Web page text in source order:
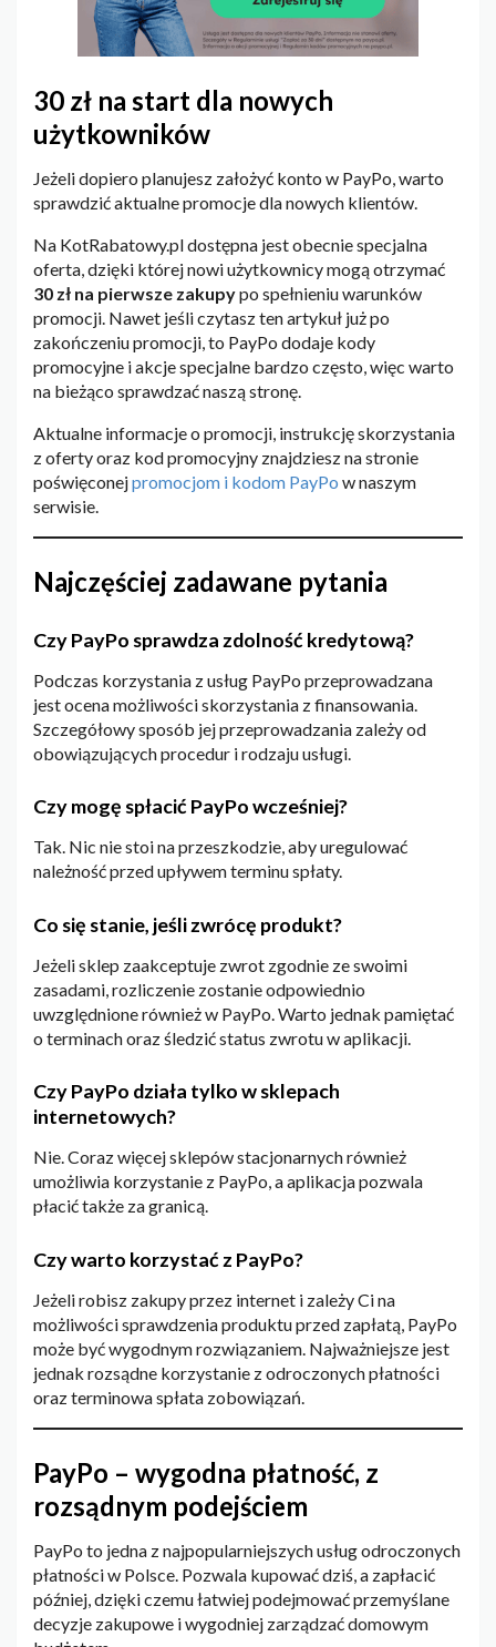
30 zł na start dla nowych
użytkowników
Jeżeli dopiero planujesz założyć konto w PayPo, warto
sprawdzić aktualne promocje dla nowych klientów.
Na KotRabatowy.pl dostępna jest obecnie specjalna
oferta, dzięki której nowi użytkownicy mogą otrzymać
30 zł na pierwsze zakupypo spełnieniu warunków
promocji. Nawet jeśli czytasz ten artykuł już po
zakończeniu promocji, to PayPo dodaje kody
promocyjne i akcje specjalne bardzo często, więc warto
na bieżąco sprawdzać naszą stronę.
Aktualne informacje o promocji, instrukcję skorzystania
z oferty oraz kod promocyjny znajdziesz na stronie
poświęconejpromocjom i kodom PayPo w naszym
serwisie.
Najczęściej zadawane pytania
Czy PayPo sprawdza zdolność kredytową?
Podczas korzystania z usług PayPo przeprowadzana
jest ocena możliwości skorzystania z finansowania.
Szczegółowy sposób jej przeprowadzania zależy od
obowiązujących procedur i rodzaju usługi.
Czy mogę spłacić PayPo wcześniej?
Tak. Nic nie stoi na przeszkodzie, aby uregulować
należność przed upływem terminu spłaty.
Co się stanie, jeśli zwrócę produkt?
Jeżeli sklep zaakceptuje zwrot zgodnie ze swoimi
zasadami, rozliczenie zostanie odpowiednio
uwzględnione również w PayPo. Warto jednak pamiętać
o terminach oraz śledzić status zwrotu w aplikacji.
Czy PayPo działa tylko w sklepach
internetowych?
Nie. Coraz więcej sklepów stacjonarnych również
umożliwia korzystanie z PayPo, a aplikacja pozwala
płacić także za granicą.
Czy warto korzystać z PayPo?
Jeżeli robisz zakupy przez internet i zależy Ci na
możliwości sprawdzenia produktu przed zapłatą, PayPo
może być wygodnym rozwiązaniem. Najważniejsze jest
jednak rozsądne korzystanie z odroczonych płatności
oraz terminowa spłata zobowiązań.
PayPo – wygodna płatność, z
rozsądnym podejściem
PayPo to jedna z najpopularniejszych usług odroczonych
płatności w Polsce. Pozwala kupować dziś, a zapłacić
później, dzięki czemu łatwiej podejmować przemyślane
decyzje zakupowe i wygodniej zarządzać domowym